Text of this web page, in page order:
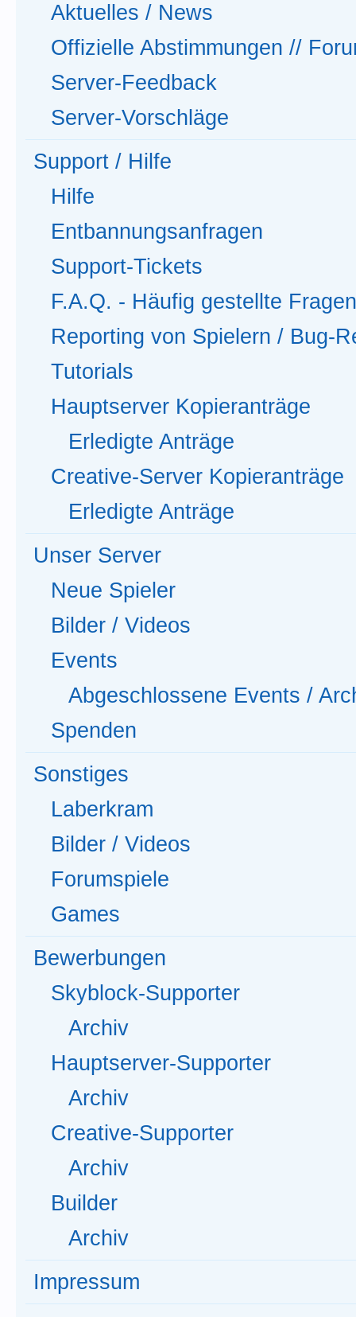
Aktuelles / News
Offizielle Abstimmungen //
Server-Feedback
Server-Vorschläge
Support / Hilfe
Hilfe
Entbannungsanfragen
Support-Tickets
F.A.Q. - Häufig gestellte Fragen
Reporting von Spielern / Bug-
Tutorials
Hauptserver Kopieranträge
Erledigte Anträge
Creative-Server Kopieranträge
Erledigte Anträge
Unser Server
Neue Spieler
Bilder / Videos
Events
Abgeschlossene Events /
Spenden
Sonstiges
Laberkram
Bilder / Videos
Forumspiele
Games
Bewerbungen
Skyblock-Supporter
Archiv
Hauptserver-Supporter
Archiv
Creative-Supporter
Archiv
Builder
Archiv
Impressum